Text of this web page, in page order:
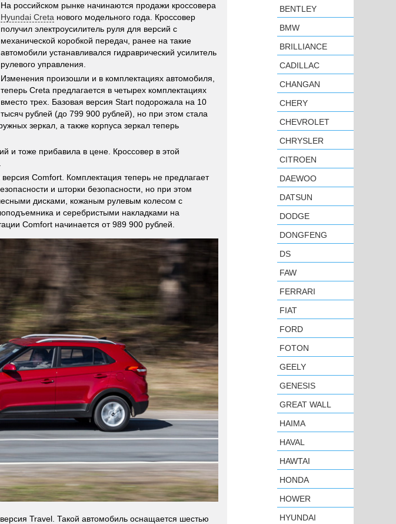
На российском рынке начинаются продажи кроссовера
Hyundai Creta нового модельного года. Кроссовер
получил электроусилитель руля для версий с
механической коробкой передач, ранее на такие
автомобили устанавливался гидраврический усилитель
рулевого управления.
Изменения произошли и в комплектациях автомобиля,
теперь Creta предлагается в четырех комплектациях
вместо трех. Базовая версия Start подорожала на 10
тысяч рублей (до 799 900 рублей), но при этом стала
зеркал, а также корпуса зеркал теперь
и тоже прибавила в цене. Кроссовер в этой
Comfort. Комплектация теперь не предлагает
и шторки безопасности, но при этом
дисками, кожаным рулевым колесом с
и серебристыми накладками на
Comfort начинается от 989 900 рублей.
Travel. Такой автомобиль оснащается шестью
BENTLEY
BMW
BRILLIANCE
CADILLAC
CHANGAN
CHERY
CHEVROLET
CHRYSLER
CITROEN
DAEWOO
DATSUN
DODGE
DONGFENG
DS
FAW
FERRARI
FIAT
FORD
FOTON
GEELY
GENESIS
GREAT WALL
HAIMA
HAVAL
HAWTAI
HONDA
HOWER
HYUNDAI